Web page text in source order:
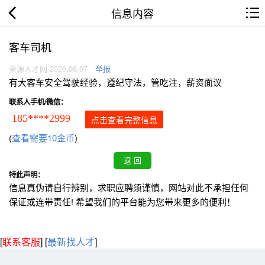
信息内容
客车司机
资源人才网 2026.08.07 举报
有大客车安全驾驶经验，遵纪守法，管吃注，薪资面议
联系人手机/微信：
185****2999 点击查看完整信息
(查看需要10金币)
特此声明：
信息真伪请自行辨别，求职应聘须谨慎，网站对此不承担任何
保证或连带责任! 希望我们的平台能为您带来更多的便利！
[联系客服] [最新找人才]